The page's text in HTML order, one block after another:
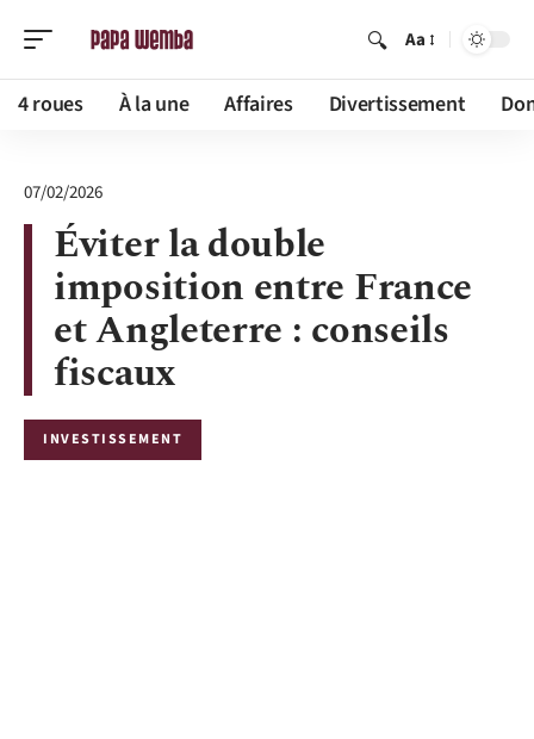
Aa
4 roues À la une Affaires Divertissement
07/02/2026
Éviter la double
imposition entre France
et Angleterre : conseils
fiscaux
INVESTISSEMENT